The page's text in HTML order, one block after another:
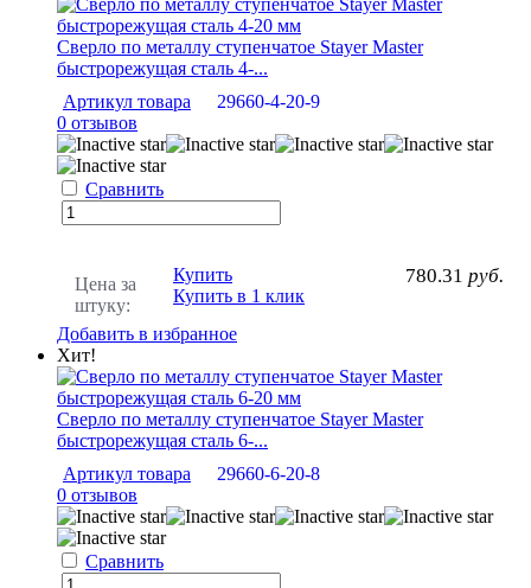
Сверло по металлу ступенчатое Stayer Master
быстрорежущая сталь 4-...
Артикул товара
29660-4-20-9
0 отзывов
Сравнить
Цена за
штуку:
780.31 руб.
Купить
Купить в 1 клик
Добавить в избранное
Хит!
Сверло по металлу ступенчатое Stayer Master
быстрорежущая сталь 6-...
Артикул товара
29660-6-20-8
0 отзывов
Сравнить